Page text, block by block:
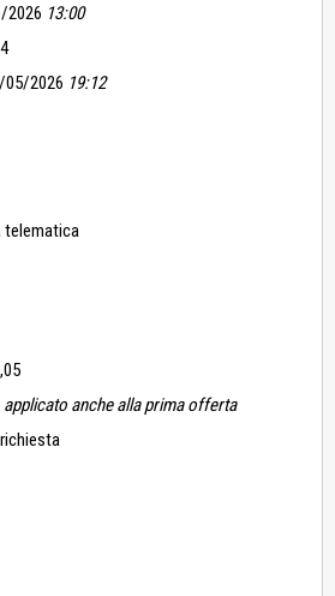
2026 13:00
05/2026 19:12
telematica
applicato anche alla prima offerta